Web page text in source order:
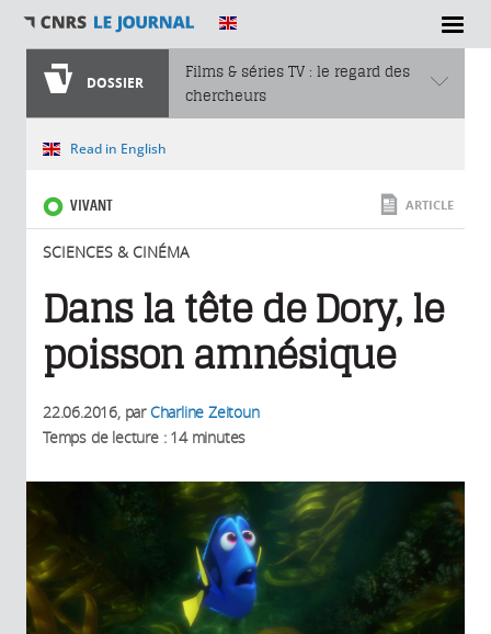
SECTIONS
DOSSIER
Films & séries TV : le regard des
chercheurs
Vous êtes ici
Read in English
VIVANT
SCIENCES & CINÉMA
ARTICLE
Dans la tête de Dory, le
poisson amnésique
22.06.2016, parCharline Zeitoun
Temps de lecture : 14 minutes